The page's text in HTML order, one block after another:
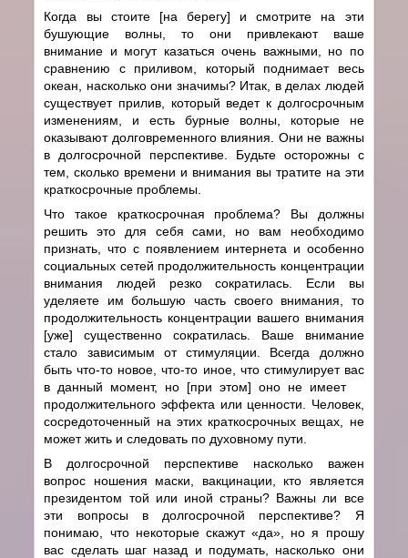
Когда вы стоите [на берегу] и смотрите на эти
бушующие волны, то они привлекают ваше
внимание и могут казаться очень важными, но по
сравнению с приливом, который поднимает весь
океан, насколько они значимы? Итак, в делах людей
существует прилив, который ведет к долгосрочным
изменениям, и есть бурные волны, которые не
оказывают долговременного влияния. Они не важны
в долгосрочной перспективе. Будьте осторожны с
тем, сколько времени и внимания вы тратите на эти
краткосрочные проблемы.
Что такое краткосрочная проблема? Вы должны
решить это для себя сами, но вам необходимо
признать, что с появлением интернета и особенно
социальных сетей продолжительность концентрации
внимания людей резко сократилась. Если вы
уделяете им большую часть своего внимания, то
продолжительность концентрации вашего внимания
[уже] существенно сократилась. Ваше внимание
стало зависимым от стимуляции. Всегда должно
быть что-то новое, что-то иное, что стимулирует вас
в данный момент, но [при этом] оно не имеет
продолжительного эффекта или ценности. Человек,
сосредоточенный на этих краткосрочных вещах, не
может жить и следовать по духовному пути.
В долгосрочной перспективе насколько важен
вопрос ношения маски, вакцинации, кто является
президентом той или иной страны? Важны ли все
эти вопросы в долгосрочной перспективе? Я
понимаю, что некоторые скажут «да», но я прошу
вас сделать шаг назад и подумать, насколько они